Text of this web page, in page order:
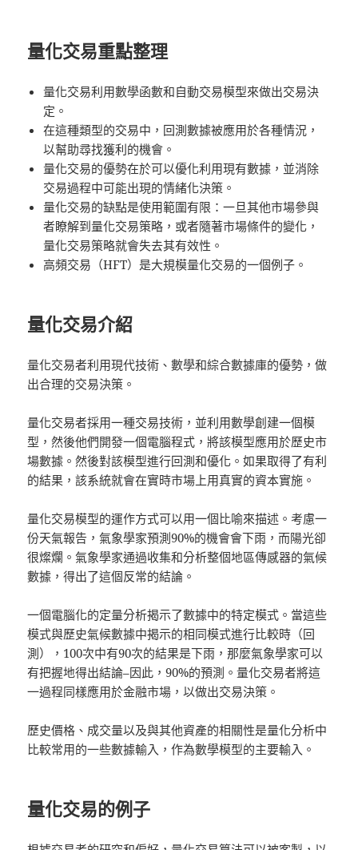
量化交易重點整理
量化交易利用數學函數和自動交易模型來做出交易決
定。
在這種類型的交易中，回測數據被應用於各種情況，
以幫助尋找獲利的機會。
量化交易的優勢在於可以優化利用現有數據，並消除
交易過程中可能出現的情緒化決策。
量化交易的缺點是使用範圍有限：一旦其他市場參與
者瞭解到量化交易策略，或者隨著市場條件的變化，
量化交易策略就會失去其有效性。
高頻交易（HFT）是大規模量化交易的一個例子。
量化交易介紹
量化交易者利用現代技術、數學和綜合數據庫的優勢，做
出合理的交易決策。
量化交易者採用一種交易技術，並利用數學創建一個模
型，然後他們開發一個電腦程式，將該模型應用於歷史市
場數據。然後對該模型進行回測和優化。如果取得了有利
的結果，該系統就會在實時市場上用真實的資本實施。
量化交易模型的運作方式可以用一個比喻來描述。考慮一
份天氣報告，氣象學家預測90%的機會會下雨，而陽光卻
很燦爛。氣象學家通過收集和分析整個地區傳感器的氣候
數據，得出了這個反常的結論。
一個電腦化的定量分析揭示了數據中的特定模式。當這些
模式與歷史氣候數據中揭示的相同模式進行比較時（回
測），100次中有90次的結果是下雨，那麼氣象學家可以
有把握地得出結論–因此，90%的預測。量化交易者將這
一過程同樣應用於金融市場，以做出交易決策。
歷史價格、成交量以及與其他資產的相關性是量化分析中
比較常用的一些數據輸入，作為數學模型的主要輸入。
量化交易的例子